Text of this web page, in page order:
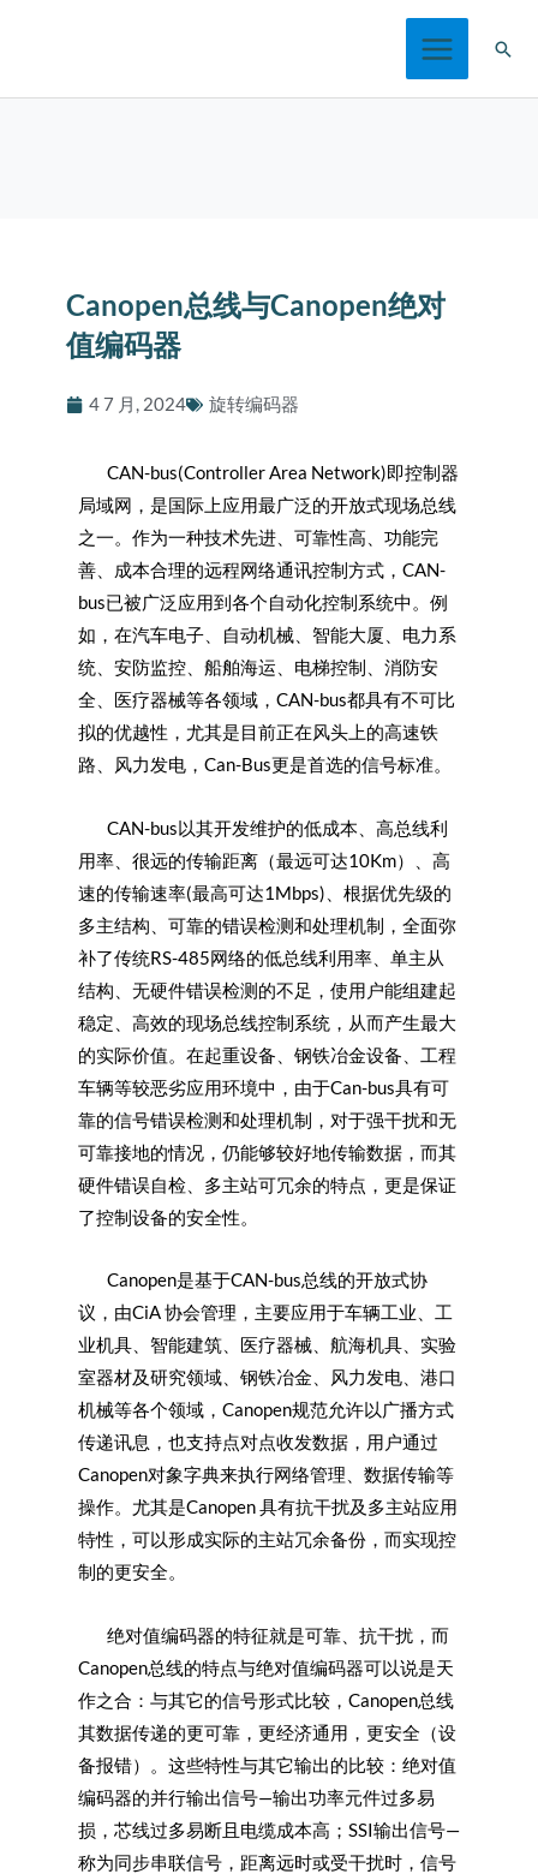
搜
Canopen总线与Canopen绝对
值编码器
4 7 月, 2024 旋转编码器
CAN-bus(Controller Area Network)即控制器
局域网，是国际上应用最广泛的开放式现场总线
之一。作为一种技术先进、可靠性高、功能完
善、成本合理的远程网络通讯控制方式，CAN-
bus已被广泛应用到各个自动化控制系统中。例
如，在汽车电子、自动机械、智能大厦、电力系
统、安防监控、船舶海运、电梯控制、消防安
全、医疗器械等各领域，CAN-bus都具有不可比
拟的优越性，尤其是目前正在风头上的高速铁
路、风力发电，Can-Bus更是首选的信号标准。
CAN-bus以其开发维护的低成本、高总线利
用率、很远的传输距离（最远可达10Km）、高
速的传输速率(最高可达1Mbps)、根据优先级的
多主结构、可靠的错误检测和处理机制，全面弥
补了传统RS-485网络的低总线利用率、单主从
结构、无硬件错误检测的不足，使用户能组建起
稳定、高效的现场总线控制系统，从而产生最大
的实际价值。在起重设备、钢铁冶金设备、工程
车辆等较恶劣应用环境中，由于Can-bus具有可
靠的信号错误检测和处理机制，对于强干扰和无
可靠接地的情况，仍能够较好地传输数据，而其
硬件错误自检、多主站可冗余的特点，更是保证
了控制设备的安全性。
Canopen是基于CAN-bus总线的开放式协
议，由CiA 协会管理，主要应用于车辆工业、工
业机具、智能建筑、医疗器械、航海机具、实验
室器材及研究领域、钢铁冶金、风力发电、港口
机械等各个领域，Canopen规范允许以广播方式
传递讯息，也支持点对点收发数据，用户通过
Canopen对象字典来执行网络管理、数据传输等
操作。尤其是Canopen 具有抗干扰及多主站应用
特性，可以形成实际的主站冗余备份，而实现控
制的更安全。
绝对值编码器的特征就是可靠、抗干扰，而
Canopen总线的特点与绝对值编码器可以说是天
作之合：与其它的信号形式比较，Canopen总线
其数据传递的更可靠，更经济通用，更安全（设
备报错）。这些特性与其它输出的比较：绝对值
编码器的并行输出信号—输出功率元件过多易
损，芯线过多易断且电缆成本高；SSI输出信号—
称为同步串联信号，距离远时或受干扰时，信号